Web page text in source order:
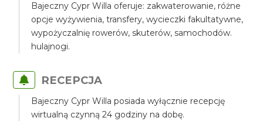
Bajeczny Cypr Willa oferuje: zakwaterowanie, różne
opcje wyżywienia, transfery, wycieczki fakultatywne,
wypożyczalnię rowerów, skuterów, samochodów.
hulajnogi.
RECEPCJA
Bajeczny Cypr Willa posiada wyłącznie recepcję
wirtualną czynną 24 godziny na dobę.